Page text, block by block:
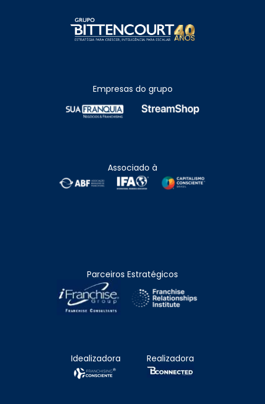
Empresas do grupo
Associado à
Parceiros Estratégicos
Idealizadora Realizadora